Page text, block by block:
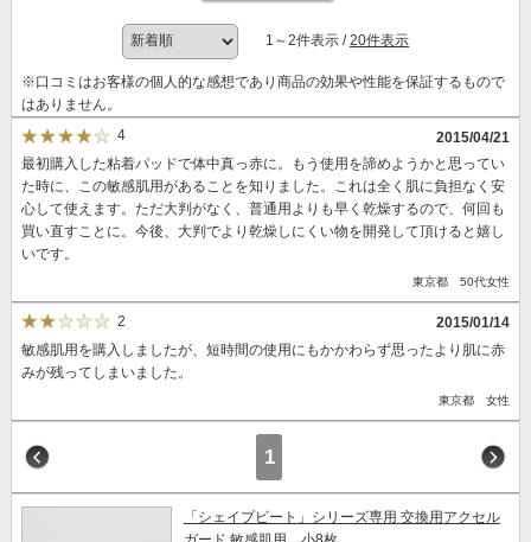
1～2件表示 /20件表示
※口コミはお客様の個人的な感想であり商品の効果や性能を保証するもので
はありません。
4
2015/04/21
最初購入した粘着パッドで体中真っ赤に。もう使用を諦めようかと思ってい
た時に、この敏感肌用があることを知りました。これは全く肌に負担なく安
心して使えます。ただ大判がなく、普通用よりも早く乾燥するので、何回も
買い直すことに。今後、大判でより乾燥しにくい物を開発して頂けると嬉し
いです。
東京都 50代女性
2
2015/01/14
敏感肌用を購入しましたが、短時間の使用にもかかわらず思ったより肌に赤
みが残ってしまいました。
東京都 女性
1
「シェイプビート」シリーズ専用 交換用アクセル